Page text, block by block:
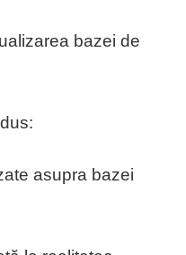
bazei de
asupra bazei